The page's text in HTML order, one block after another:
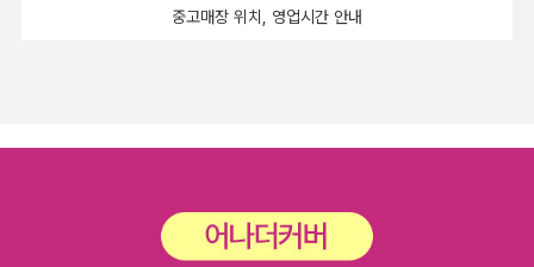
주, 치즈와 와인이 그래요. 치즈도 그냥은 먹긴하지만 와인을 마
련님 집에서 토치하나 장만할까요?하실때, 접시 깨질수도 있다
네요.^^ 웹툰들~ 도서관에서 희망도서 신청했는데, 만화
했어요. 정가제전에 구입하지 못한것이 조금 아쉽지만...읽고 싶
을때 구입하는것도 옳은것 같아요.^^ 도서관에서 대출하려 했
중고매장 위치, 영업시간 안내